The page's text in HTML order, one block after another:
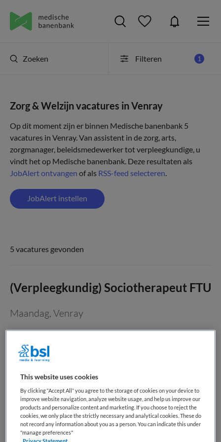
Zoeken Filteren 1
Zorg & Welzijn vacatures in Venray
Op dit moment zijn er binnen Medische banenbank 5
vacatures in Venray. Van assistent in de zorg, arts,
zorgmanager, beleidsmedewerker tot verpleegkundige, u
vindt het op Medische banenbank. Deze resultaten als
JobAlert ontvangen of als RSS-feed selecteren.
JobAlert instellen
5 vacatures gevonden
(Verpleegkundig) Sociotherapeut FTU
Maandag, Venray
Niet nader bepaald
Niet nader bepaald
Over de functie Wat als je elke dag het verschil kunt maken
in iemands leven, juist op het moment dat het er het meest
toe doet? Als (verpleegkundig) sociotherapeut op de
Forensische Trainingsunit (FTU) begeleid je cliënten met
This website uses cookies
By clicking “Accept All” you agree to the storage of cookies on your device to
improve website navigation, analyze website usage, and help us improve our
products and personalize content and marketing. If you choose to reject the
cookies, we only place the strictly necessary and analytical cookies. These do
not record any information about you as a person. You can indicate this under
"manage preferences"
Privacy Statement